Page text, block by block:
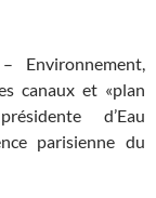
Environnement,
canaux et «plan
d’Eau
parisienne du